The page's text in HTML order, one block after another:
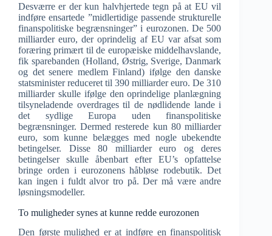
Desværre er der kun halvhjertede tegn på at EU vil
indføre ensartede ”midlertidige passende strukturelle
finanspolitiske begrænsninger” i eurozonen. De 500
milliarder euro, der oprindelig af EU var afsat som
foræring primært til de europæiske middelhavslande,
fik sparebanden (Holland, Østrig, Sverige, Danmark
og det senere medlem Finland) ifølge den danske
statsminister reduceret til 390 milliarder euro. De 310
milliarder skulle ifølge den oprindelige planlægning
tilsyneladende overdrages til de nødlidende lande i
det sydlige Europa uden finanspolitiske
begrænsninger. Dermed resterede kun 80 milliarder
euro, som kunne belægges med nogle ubekendte
betingelser. Disse 80 milliarder euro og deres
betingelser skulle åbenbart efter EU’s opfattelse
bringe orden i eurozonens håbløse rodebutik. Det
kan ingen i fuldt alvor tro på. Der må være andre
løsningsmodeller.
To muligheder synes at kunne redde eurozonen
Den første mulighed er at indføre en finanspolitisk